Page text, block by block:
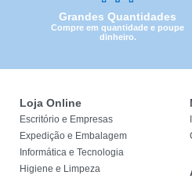
Grandes Quantidades
Compre em quantidade e poupe
dinheiro.
Loja Online
Escritório e Empresas
Expedição e Embalagem
Informática e Tecnologia
Higiene e Limpeza